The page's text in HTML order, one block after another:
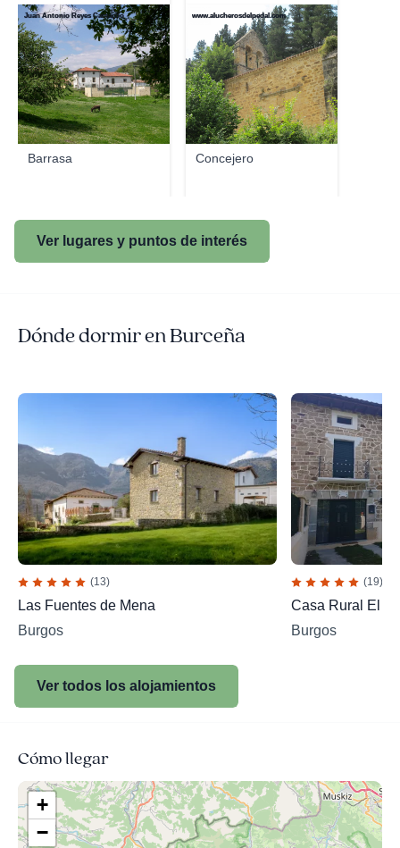
Barrasa
Juan Antonio Reyes Camacho
Concejero
www.alucherosdelpedal.com
Ver lugares y puntos de interés
Dónde dormir en Burceña
(13)
Las Fuentes de Mena
Burgos
(19)
Casa Rural El
Burgos
Ver todos los alojamientos
Cómo llegar
+
−